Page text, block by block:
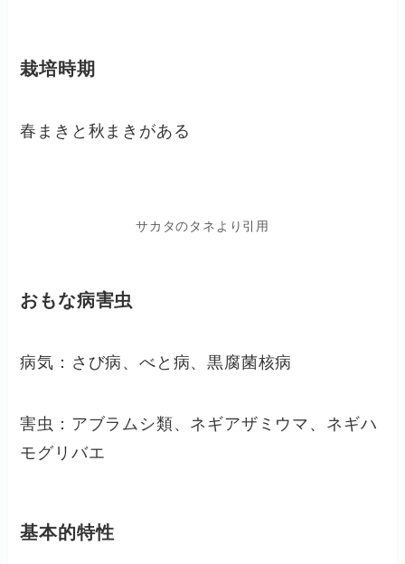
栽培時期
春まきと秋まきがある
サカタのタネより引用
おもな病害虫
病気：さび病、べと病、黒腐菌核病
害虫：アブラムシ類、ネギアザミウマ、ネギハ
モグリバエ
基本的特性